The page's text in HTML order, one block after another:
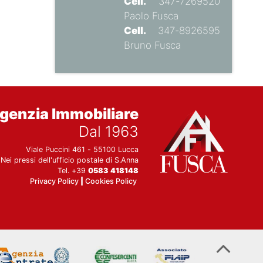
Paolo Fusca
Cell. 347-8926595
Bruno Fusca
Immobiliare
Dal 1963
Viale Puccini 461 - 55100 Lucca
Nei pressi dell'ufficio postale di S.Anna
Tel. +39 0583 418148
Privacy Policy| Cookies Policy